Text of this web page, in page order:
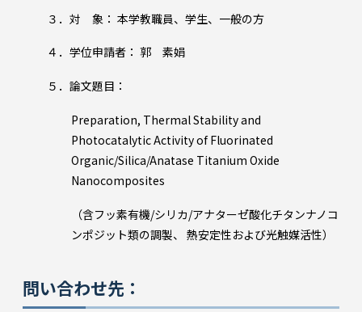
３．対 象： 本学教職員、学生、一般の方
４．学位申請者： 郭 素娟
５．論文題目：
Preparation, Thermal Stability and
Photocatalytic Activity of Fluorinated
Organic/Silica/Anatase Titanium Oxide
Nanocomposites
（含フッ素有機/シリカ/アナターゼ゙酸化チタンナノコ
ンポジット類の調製、 熱安定性および光触媒活性）
問い合わせ先：